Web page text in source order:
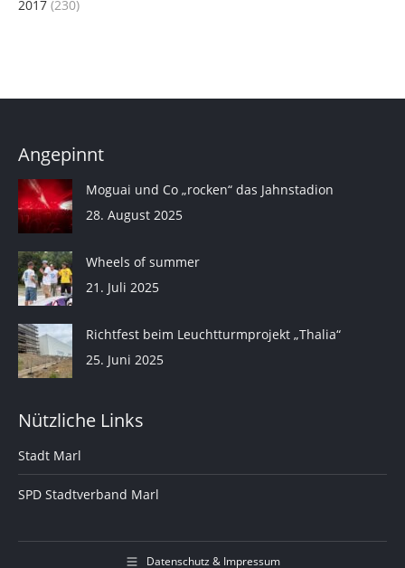
2017 (230)
Angepinnt
Moguai und Co „rocken“ das Jahnstadion
28. August 2025
Wheels of summer
21. Juli 2025
Richtfest beim Leuchtturmprojekt „Thalia“
25. Juni 2025
Nützliche Links
Stadt Marl
SPD Stadtverband Marl
Datenschutz & Impressum